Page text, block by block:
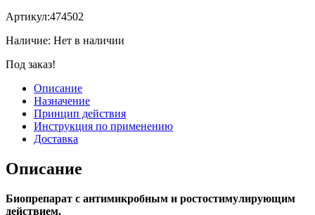
Артикул:474502
Наличие: Нет в наличии
Под заказ!
Описание
Назначение
Принцип действия
Инструкция по применению
Доставка
Описание
Биопрепарат с антимикробным и ростостимулирующим
действием.